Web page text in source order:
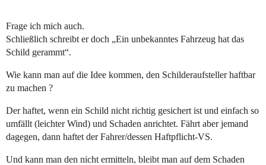
Frage ich mich auch.
Schließlich schreibt er doch „Ein unbekanntes Fahrzeug hat das
Schild gerammt“.
Wie kann man auf die Idee kommen, den Schilderaufsteller haftbar
zu machen ?
Der haftet, wenn ein Schild nicht richtig gesichert ist und einfach so
umfällt (leichter Wind) und Schaden anrichtet. Fährt aber jemand
dagegen, dann haftet der Fahrer/dessen Haftpflicht-VS.
Und kann man den nicht ermitteln, bleibt man auf dem Schaden